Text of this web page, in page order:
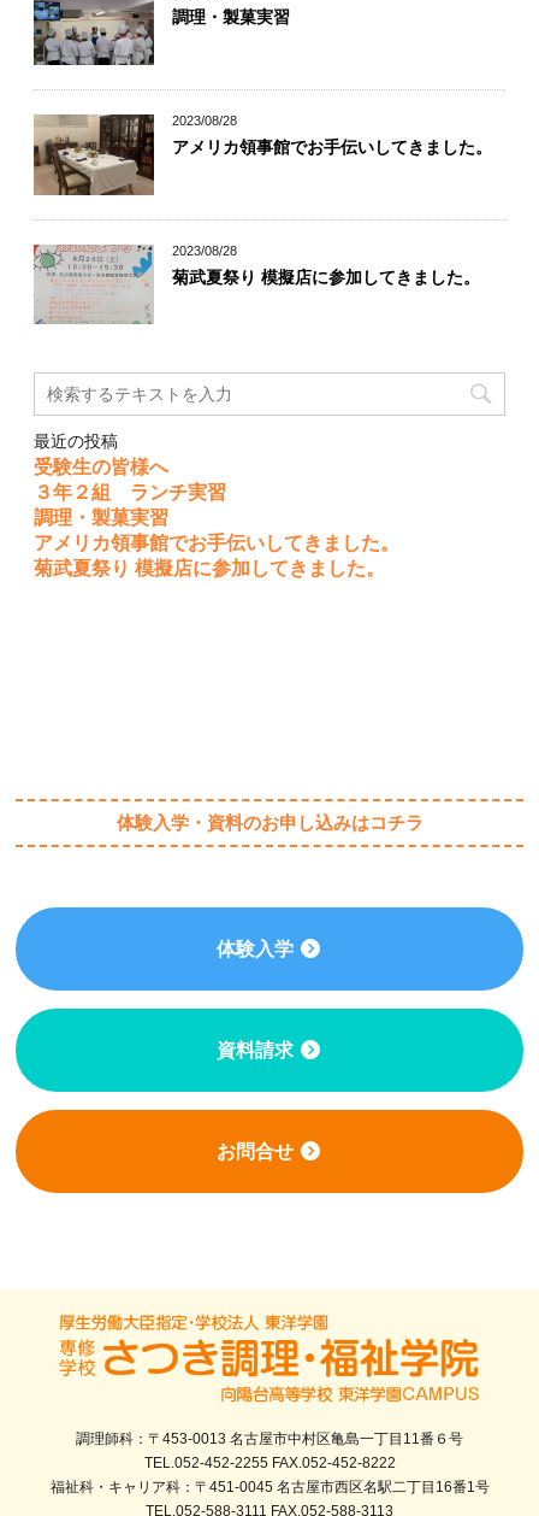
調理・製菓実習
2023/08/28
アメリカ領事館でお手伝いしてきました。
2023/08/28
菊武夏祭り 模擬店に参加してきました。
最近の投稿
受験生の皆様へ
３年２組 ランチ実習
調理・製菓実習
アメリカ領事館でお手伝いしてきました。
菊武夏祭り 模擬店に参加してきました。
体験入学・資料のお申し込みはコチラ
体験入学
資料請求
お問合せ
調理師科：〒453-0013 名古屋市中村区亀島一丁目11番６号
TEL.052-452-2255 FAX.052-452-8222
福祉科・キャリア科：〒451-0045 名古屋市西区名駅二丁目16番1号
TEL.052-588-3111 FAX.052-588-3113